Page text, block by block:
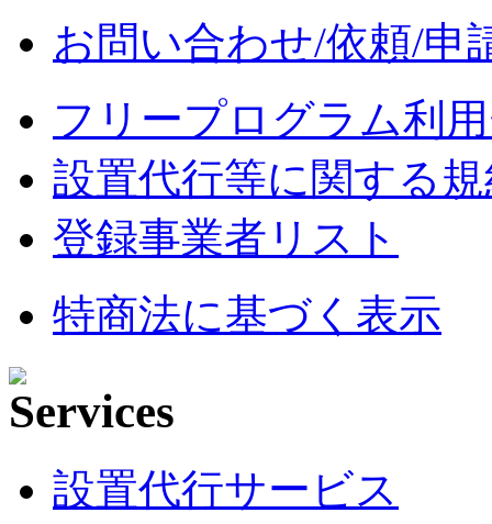
お問い合わせ/依頼/申
フリープログラム利
設置代行等に関する
登録事業者リスト
特商法に基づく表示
設置代行サービス